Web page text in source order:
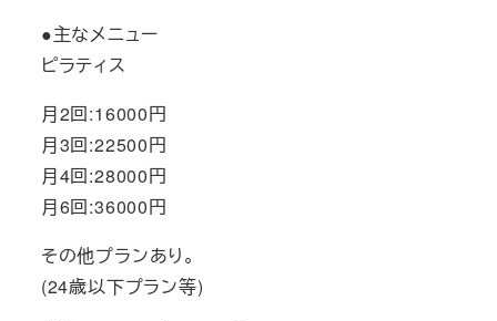
●主なメニュー
ピラティス
月2回:16000円
月3回:22500円
月4回:28000円
月6回:36000円
その他プランあり。
(24歳以下プラン等)